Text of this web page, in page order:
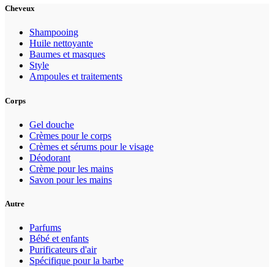
Cheveux
Shampooing
Huile nettoyante
Baumes et masques
Style
Ampoules et traitements
Corps
Gel douche
Crèmes pour le corps
Crèmes et sérums pour le visage
Déodorant
Crème pour les mains
Savon pour les mains
Autre
Parfums
Bébé et enfants
Purificateurs d'air
Spécifique pour la barbe